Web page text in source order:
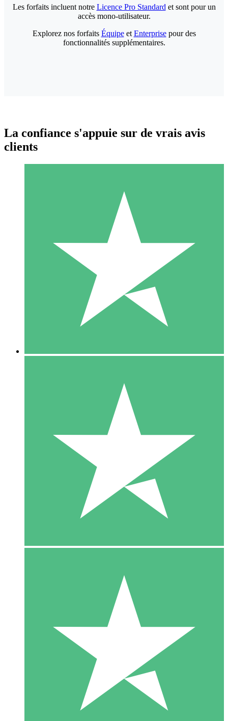
Packs de Crédits Individuels
Payez à l'utilisation avec des crédits de téléchargement. Sans
1 Téléchargement
10 00
10 Téléchargements
20 00
Les forfaits incluent notre Licence Pro Standard et sont pour un
accès mono-utilisateur.
Explorez nos forfaits Équipeet Enterprisepour des
fonctionnalités supplémentaires.
La confiance s'appuie sur de vrais avis
clients